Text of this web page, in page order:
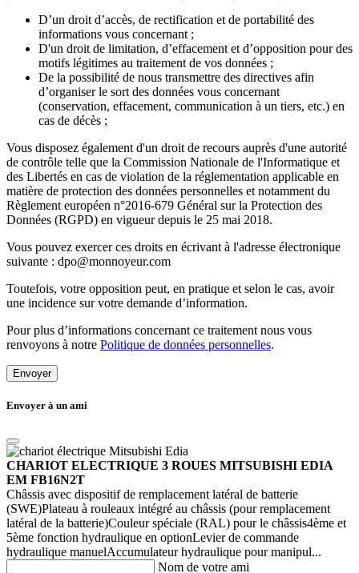
D’un droit d’accès, de rectification et de portabilité des
informations vous concernant ;
D'un droit de limitation, d’effacement et d’opposition pour des
motifs légitimes au traitement de vos données ;
De la possibilité de nous transmettre des directives afin
d’organiser le sort des données vous concernant
(conservation, effacement, communication à un tiers, etc.) en
cas de décès ;
Vous disposez également d'un droit de recours auprès d'une autorité
de contrôle telle que la Commission Nationale de l'Informatique et
des Libertés en cas de violation de la réglementation applicable en
matière de protection des données personnelles et notamment du
Règlement européen n°2016-679 Général sur la Protection des
Données (RGPD) en vigueur depuis le 25 mai 2018.
Vous pouvez exercer ces droits en écrivant à l'adresse électronique
suivante : dpo@monnoyeur.com
Toutefois, votre opposition peut, en pratique et selon le cas, avoir
une incidence sur votre demande d’information.
Pour plus d’informations concernant ce traitement nous vous
renvoyons à notre Politique de données personnelles.
Envoyer
Envoyer à un ami
CHARIOT ELECTRIQUE 3 ROUES MITSUBISHI EDIA
EM FB16N2T
Châssis avec dispositif de remplacement latéral de batterie
(SWE)Plateau à rouleaux intégré au châssis (pour remplacement
latéral de la batterie)Couleur spéciale (RAL) pour le châssis4ème et
5ème fonction hydraulique en optionLevier de commande
hydraulique manuelAccumulateur hydraulique pour manipul...
Nom de votre ami